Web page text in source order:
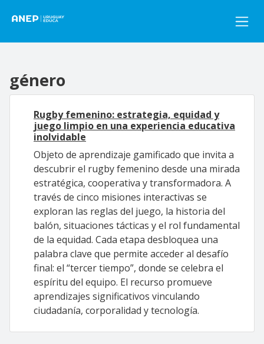
género
Rugby femenino: estrategia, equidad y
juego limpio en una experiencia educativa
inolvidable
Objeto de aprendizaje gamificado que invita a
descubrir el rugby femenino desde una mirada
estratégica, cooperativa y transformadora. A
través de cinco misiones interactivas se
exploran las reglas del juego, la historia del
balón, situaciones tácticas y el rol fundamental
de la equidad. Cada etapa desbloquea una
palabra clave que permite acceder al desafío
final: el “tercer tiempo”, donde se celebra el
espíritu del equipo. El recurso promueve
aprendizajes significativos vinculando
ciudadanía, corporalidad y tecnología.